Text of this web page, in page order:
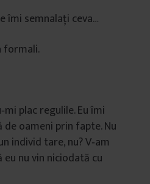
îmi semnalaţi ceva…
formali.
plac regulile. Eu îmi
oameni prin fapte. Nu
individ tare, nu? V‑am
nu vin niciodată cu